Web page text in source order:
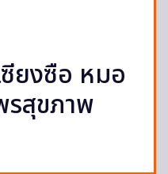
ยงซือ หมอ
รสุขภาพ